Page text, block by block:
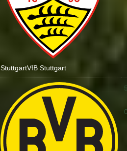
StuttgartVfB Stuttgart
: